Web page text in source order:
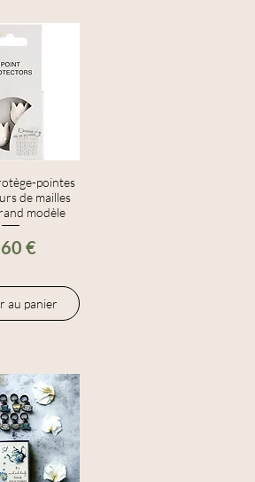
rapidepointes
de mailles
modèle
€
au panier